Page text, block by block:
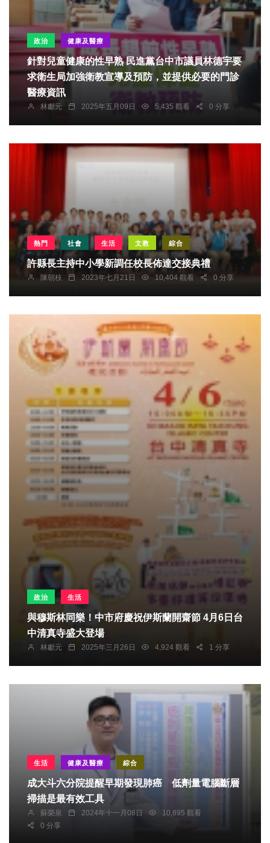
政治 健康及醫療
針對兒童健康的性早熟 民進黨台中市議員林德宇要
求衛生局加強衛教宣導及預防，並提供必要的門診
醫療資訊
林獻元 2025年五月09日 5,435 觀看 0 分享
熱門 社會 生活 文教 綜合
許縣長主持中小學新調任校長佈達交接典禮
陳朝枝 2023年七月21日 10,404 觀看 0 分享
政治 生活
與穆斯林同樂！中市府慶祝伊斯蘭開齋節 4月6日台
中清真寺盛大登場
林獻元 2025年三月26日 4,924 觀看 1 分享
生活 健康及醫療 綜合
成大斗六分院提醒早期發現肺癌 低劑量電腦斷層
掃描是最有效工具
蘇榮泉 2024年十一月08日
10,895 觀看
0 分享